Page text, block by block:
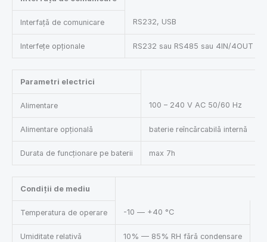
Interfață de comunicare RS232, USB
Interfețe opționale RS232 sau RS485 sau 4IN/4OUT
Parametri electrici
Alimentare 100 – 240 V AC 50/60 Hz
Alimentare opțională baterie reîncărcabilă internă
Durata de funcționare pe baterii max 7h
Condiții de mediu
Temperatura de operare -10 — +40 °C
Umiditate relativă 10% — 85% RH fără condensare